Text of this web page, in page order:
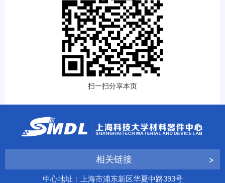
扫一扫分享本页
相关链接
中心地址：上海市浦东新区华夏中路393号